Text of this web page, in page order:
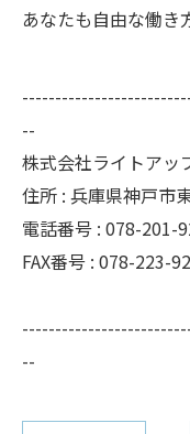
あなたも自由な働き
--
株式会社ライトアッ
住所 : 兵庫県神戸市
電話番号 : 078-201-
FAX番号 : 078-223-
--